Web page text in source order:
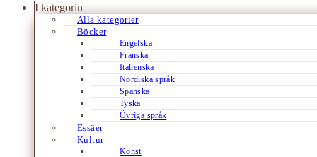
I kategorin
Alla kategorier
Böcker
Engelska
Franska
Italienska
Nordiska språk
Spanska
Tyska
Övriga språk
Essäer
Kultur
Konst